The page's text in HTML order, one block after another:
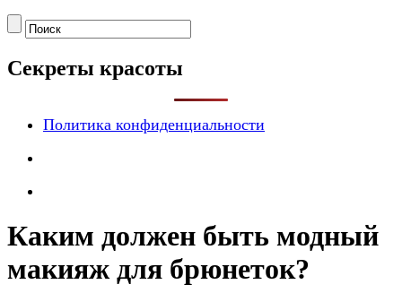
Секреты красоты
Политика конфиденциальности
Каким должен быть модный
макияж для брюнеток?